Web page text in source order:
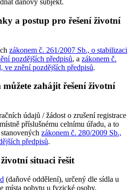
daňový subjekt.
a postup pro řešení životní
zákonem č. 261/2007 Sb., o stabilizaci
pozdějších předpisů, a zákonem č.
ve znění pozdějších předpisů.
zahájit řešení životní
údajů / žádost o zrušení registrace
příslušnému celnímu úřadu, a to
zákonem č. 280/2009 Sb.,
předpisů.
situaci řešit
(daňové oddělení), určený dle sídla u
místa pobytu u fyzické osoby.